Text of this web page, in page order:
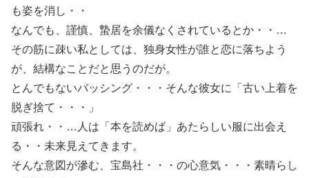
も姿を消し・・
なんでも、謹慎、蟄居を余儀なくされているとか・・…
その筋に疎い私としては、独身女性が誰と恋に落ちよう
が、結構なことだと思うのだが。
とんでもないバッシング・・・そんな彼女に「古い上着を
脱ぎ捨て・・・」
頑張れ・・…人は「本を読めば」あたらしい服に出会え
る・・未来見えてきます。
そんな意図が滲む、宝島社・・・の心意気・・・素晴らし